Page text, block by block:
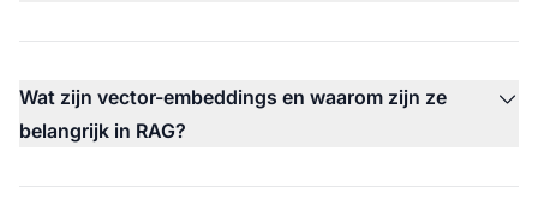
Wat zijn vector-embeddings en waarom zijn ze
belangrijk in RAG?